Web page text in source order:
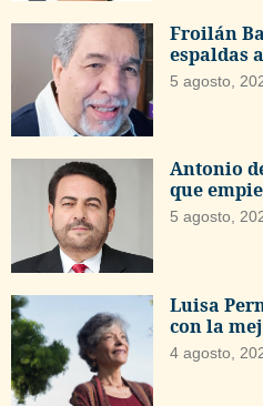
Froilán
espaldas
5 agosto,
Antonio
que
5 agosto,
Luisa
con la
4 agosto,